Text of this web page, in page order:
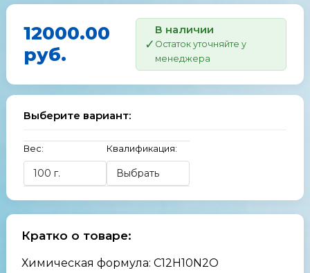
12000.00
руб.
В наличии
Остаток уточняйте у
менеджера
Выберите вариант:
Вес: Квалификация:
Кратко о товаре:
Химическая формула: C12H10N2O